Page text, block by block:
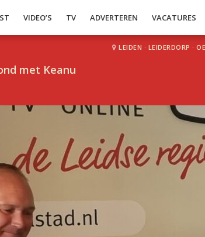
VIDEO’S TV ADVERTEREN VACATURES
met Keanu
LEIDEN · LEIDERDORP ·